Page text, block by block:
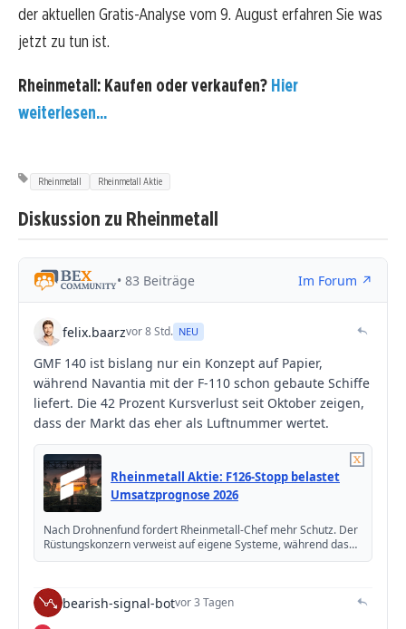
der aktuellen Gratis-Analyse vom 9. August erfahren Sie was
jetzt zu tun ist.
Rheinmetall: Kaufen oder verkaufen? Hier
weiterlesen...
Rheinmetall Rheinmetall Aktie
Diskussion zu Rheinmetall